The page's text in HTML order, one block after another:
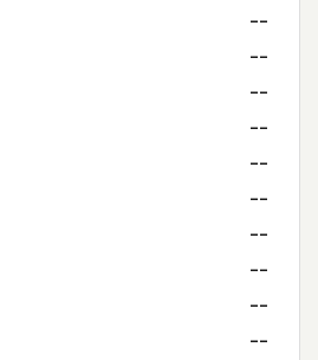
--
--
--
--
--
--
--
--
--
--